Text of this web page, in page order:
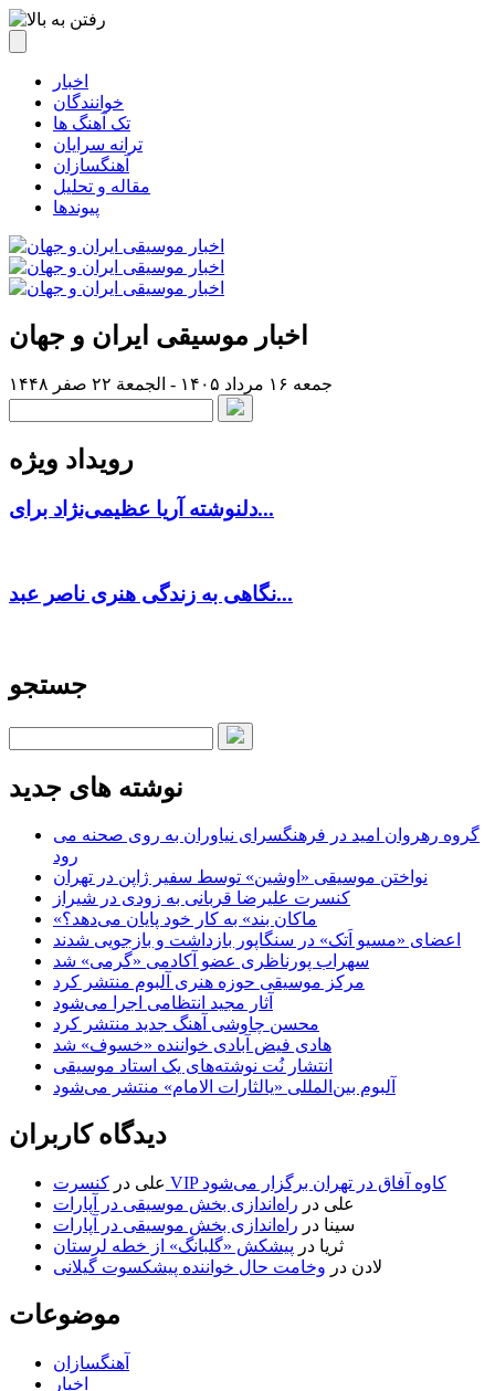
اخبار
خوانندگان
تک آهنگ ها
ترانه سرایان
آهنگسازان
مقاله و تحلیل
پیوندها
اخبار موسیقی ایران و جهان
جمعه ۱۶ مرداد ۱۴۰۵ - الجمعة ۲۲ صفر ۱۴۴۸
رویداد ویژه
دلنوشته آریا عظیمی‌نژاد برای...
نگاهی به زندگی هنری ناصر عبد...
جستجو
نوشته های جدید
گروه رهروان امید در فرهنگسرای نیاوران به روی صحنه می
رود
نواختن موسیقی «اوشین» توسط سفیر ژاپن در تهران
کنسرت علیرضا قربانی به زودی در شیراز
«ماکان بند» به کار خود پایان می‌دهد؟
اعضای «مسیو اَتک» در سنگاپور بازداشت و بازجویی شدند
سهراب پورناظری عضو آکادمی «گرمی» شد
مرکز موسیقی حوزه هنری آلبوم منتشر کرد
آثار مجید انتظامی اجرا می‌شود
محسن چاوشی آهنگ جدید منتشر کرد
هادی فیض آبادی خواننده «خسوف» شد
انتشار نُت نوشته‌های یک استاد موسیقی
آلبوم بین‌المللی «یالثارات الامام» منتشر می‌شود
دیدگاه کاربران
علی در
کنسرت VIP کاوه آفاق در تهران برگزار می‌شود
علی در راه‌اندازی بخش موسیقی در آپارات
سینا در راه‌اندازی بخش موسیقی در آپارات
ثریا در پیشکش «گلبانگ» از خطه لرستان
لادن در وخامت حال خواننده پیشکسوت گیلانی
موضوعات
آهنگسازان
اخبار